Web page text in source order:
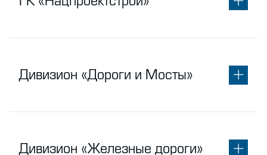
Дивизион «Дороги и Мосты»
Дивизион «Железные дороги»